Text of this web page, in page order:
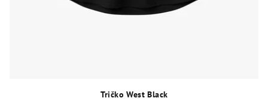
Tričko West Black